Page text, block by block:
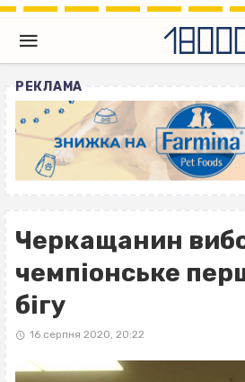
РЕКЛАМА
Черкащанин
чемпіонське
бігу
16 серпня 2020, 20:22